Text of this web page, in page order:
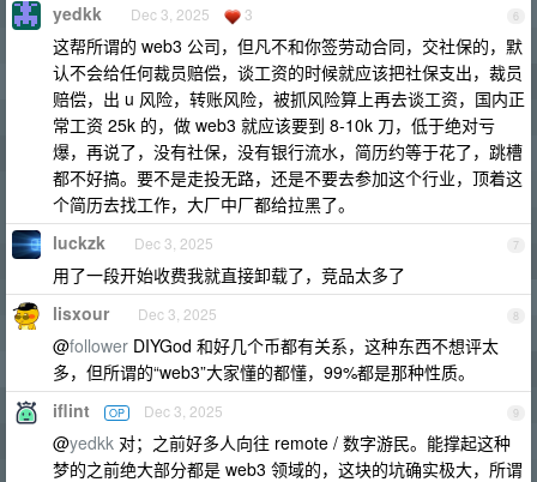
6
yedkk Dec 3, 2025 3
这帮所谓的 web3 公司，但凡不和你签劳动合同，交社保的，默
认不会给任何裁员赔偿，谈工资的时候就应该把社保支出，裁员
赔偿，出 u 风险，转账风险，被抓风险算上再去谈工资，国内正
常工资 25k 的，做 web3 就应该要到 8-10k 刀，低于绝对亏
爆，再说了，没有社保，没有银行流水，简历约等于花了，跳槽
都不好搞。要不是走投无路，还是不要去参加这个行业，顶着这
个简历去找工作，大厂中厂都给拉黑了。
7
luckzk Dec 3, 2025
用了一段开始收费我就直接卸载了，竞品太多了
8
lisxour Dec 3, 2025
@follower DIYGod 和好几个币都有关系，这种东西不想评太
多，但所谓的“web3”大家懂的都懂，99%都是那种性质。
9
iflint OP Dec 3, 2025
@yedkk 对；之前好多人向往 remote / 数字游民。能撑起这种
梦的之前绝大部分都是 web3 领域的，这块的坑确实极大，所谓